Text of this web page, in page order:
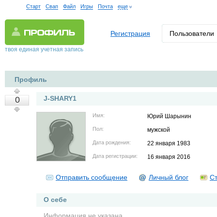
Старт Свап Файл Игры Почта еще
твоя единая учетная запись
Регистрация Пользователи
Профиль
0 J-SHARY1
Имя: Юрий Шарынин
Пол: мужской
Дата рождения: 22 января 1983
Дата регистрации: 16 января 2016
Отправить сообщение Личный блог
О себе